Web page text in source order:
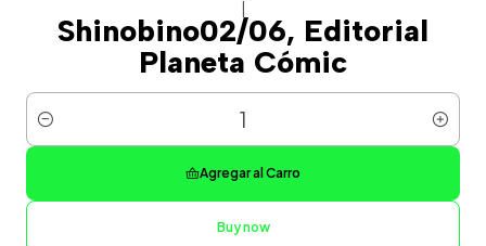
Shinobino02/06, Editorial
Planeta Cómic
Cantidad
Agregar al Carro
Buy now